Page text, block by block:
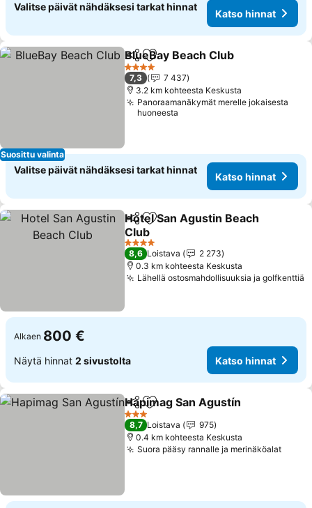
Valitse päivät nähdäksesi tarkat hinnat
Katso hinnat
Suosittu valinta
Jaa Lisää suosikkeihin
BlueBay Beach Club
4 Tähtiluokitus
7,3
7 437
3.2 km kohteesta Keskusta
Panoraamanäkymät merelle jokaisesta
huoneesta
Valitse päivät nähdäksesi tarkat hinnat
Katso hinnat
Jaa Lisää suosikkeihin
Hotel San Agustin Beach
Club
4 Tähtiluokitus
8,6 Loistava
2 273
0.3 km kohteesta Keskusta
Lähellä ostosmahdollisuuksia ja golfkenttiä
Alkaen 800 €
Näytä hinnat 2 sivustolta Katso hinnat
Jaa Lisää suosikkeihin
Hapimag San Agustín
3 Tähtiluokitus
8,7 Loistava
975
0.4 km kohteesta Keskusta
Suora pääsy rannalle ja merinäköalat